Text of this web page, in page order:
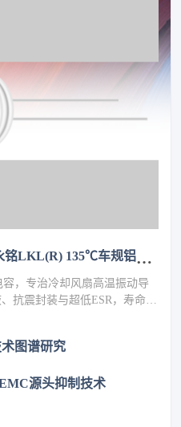
引擎舱105℃电容扛不住？永铭LKL(R) 135℃车规铝电解电容，破解冷却风扇高温振动失效难题
，专治冷却风扇高温振动导
抗震封装与超低ESR，寿命超
助力国产化替代。
图谱研究
源头抑制技术